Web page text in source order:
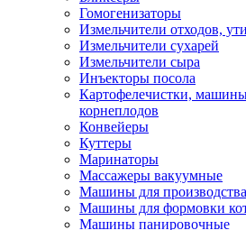
Гомогенизаторы
Измельчители отходов,
Измельчители сухарей
Измельчители сыра
Инъекторы посола
Картофелечистки,
корнеплодов
Конвейеры
Куттеры
Маринаторы
Массажеры вакуумные
Машины для
Машины для формовки
Машины панировочные